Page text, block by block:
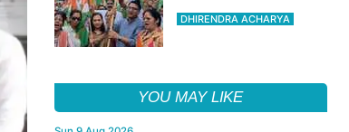
फेरी में उमड़ा देशभक्ति का जोश
DHIRENDRA ACHARYA
YOU MAY LIKE